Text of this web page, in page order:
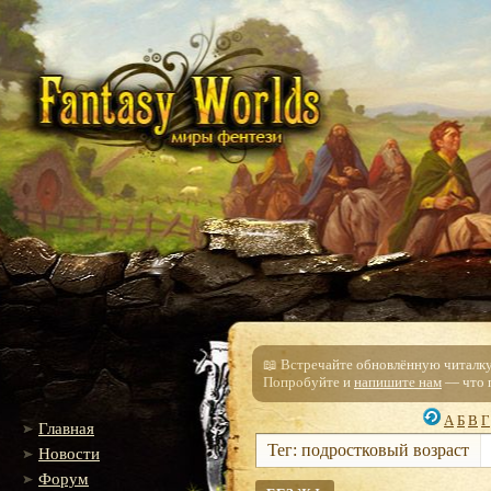
Главная
Новости
Форум
📖 Встречайте обновлённую
Попробуйте и напишите нам — что
А Б В Г
Тег: подростковый возраст